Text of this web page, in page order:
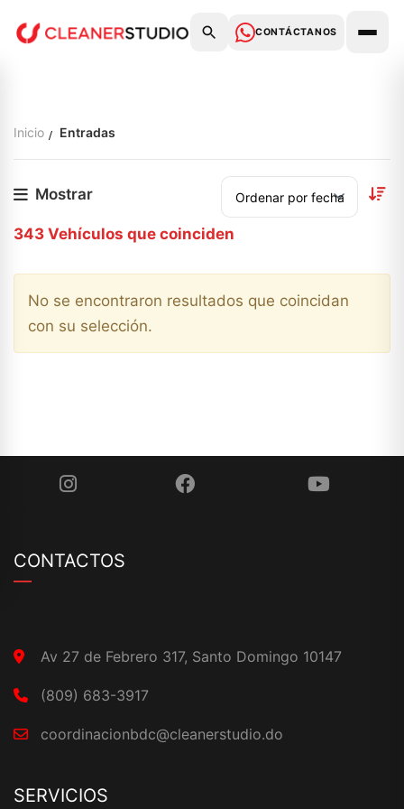
CONTÁCTANOS
Inicio Entradas
Mostrar
343 Vehículos que coinciden
No se encontraron resultados que coincidan
con su selección.
CONTACTOS
Av 27 de Febrero 317, Santo Domingo 10147
(809) 683-3917
coordinacionbdc@cleanerstudio.do
SERVICIOS